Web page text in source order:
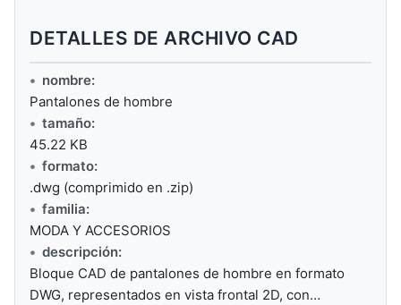
DETALLES DE ARCHIVO CAD
nombre:
Pantalones de hombre
tamaño:
45.22 KB
formato:
.dwg (comprimido en .zip)
familia:
MODA Y ACCESORIOS
descripción:
Bloque CAD de pantalones de hombre en formato
DWG, representados en vista frontal 2D, con…